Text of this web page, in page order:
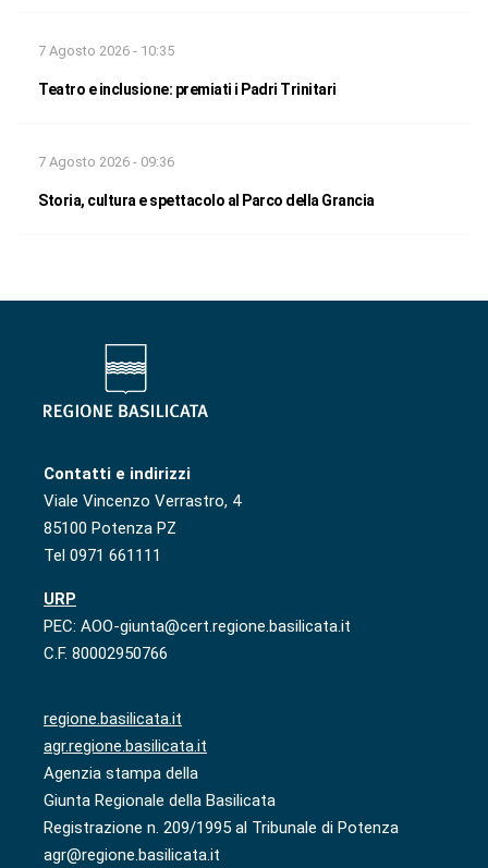
7 Agosto 2026 - 10:35
Teatro e inclusione: premiati i Padri Trinitari
7 Agosto 2026 - 09:36
Storia, cultura e spettacolo al Parco della Grancia
Contatti e indirizzi
Viale Vincenzo Verrastro, 4
85100 Potenza PZ
Tel 0971 661111
URP
PEC: AOO-giunta@cert.regione.basilicata.it
C.F. 80002950766
regione.basilicata.it
agr.regione.basilicata.it
Agenzia stampa della
Giunta Regionale della Basilicata
Registrazione n. 209/1995 al Tribunale di Potenza
agr@regione.basilicata.it